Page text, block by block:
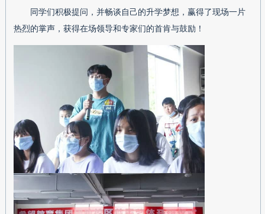
同学们积极提问，并畅谈自己的升学梦想，赢得了现场一片
热烈的掌声，获得在场领导和专家们的首肯与鼓励！